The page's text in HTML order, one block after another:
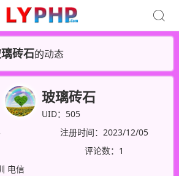
砖石的动态
玻璃砖石
UID：505
注册时间：2023/12/05
评论数：1
电信